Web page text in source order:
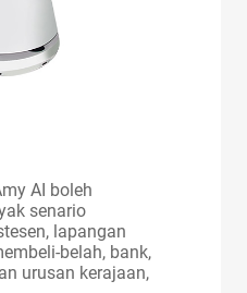
AI boleh
senario
lapangan
belah, bank,
urusan kerajaan,